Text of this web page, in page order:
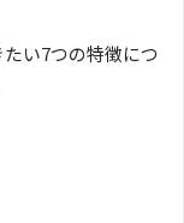
い7つの特徴につ